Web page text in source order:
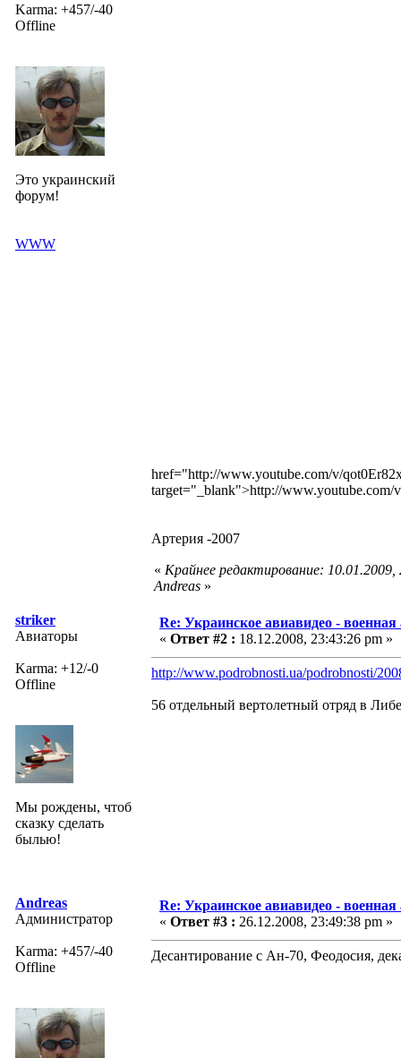
Karma: +457/-40
Offline
Это украинский
форум!
WWW
href="http://www.youtube.com/v/
target="_blank">http://
Артерия -2007
« Крайнее редактирование:
Andreas »
striker
Авиаторы
Karma: +12/-0
Offline
Мы рождены, чтоб
сказку сделать
былью!
Re: Украинское авиавидео -
« Ответ #2 : 18.12.2008, 23:43:26 pm »
http://www.podrobnosti.ua/podrobnosti/
56 отдельный вертолетный отряд в
Andreas
Администратор
Karma: +457/-40
Offline
Re: Украинское авиавидео -
« Ответ #3 : 26.12.2008, 23:49:38 pm »
Десантирование с Ан-70, Феодосия,